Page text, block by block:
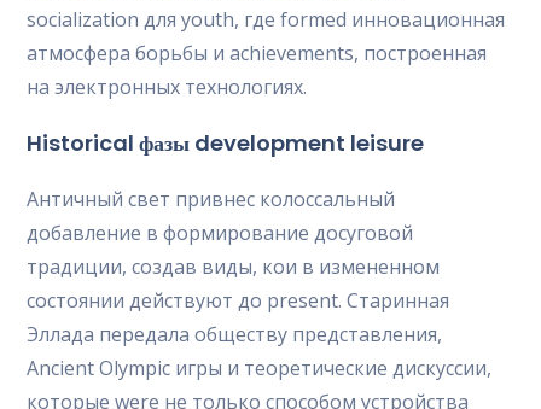
socialization для youth, где formed инновационная
атмосфера борьбы и achievements, построенная
на электронных технологиях.
Historical фазы development leisure
Античный свет привнес колоссальный
добавление в формирование досуговой
традиции, создав виды, кои в измененном
состоянии действуют до present. Старинная
Эллада передала обществу представления,
Ancient Olympic игры и теоретические дискуссии,
которые were не только способом устройства